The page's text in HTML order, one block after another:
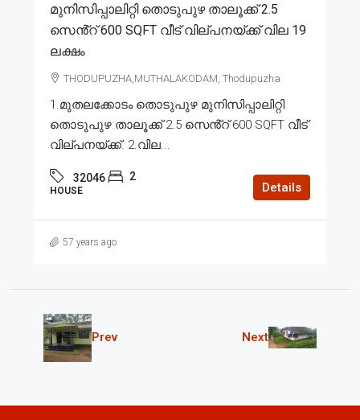
മുനിസിപ്പാലിറ്റി തൊടുപുഴ താലൂക്ക് 2.5
സെൻ്റ് 600 SQFT വീട് വില്പനയ്ക്ക് വില 19
ലക്ഷം
THODUPUZHA,MUTHALAKODAM, Thodupuzha
1.മുതലക്കോടം തൊടുപുഴ മുനിസിപ്പാലിറ്റി
തൊടുപുഴ താലൂക്ക് 2.5 സെൻ്റ് 600 SQFT വീട്
വില്പനയ്ക്ക്. 2.വില...
32046 2
HOUSE Details
57 years ago
Prev Next